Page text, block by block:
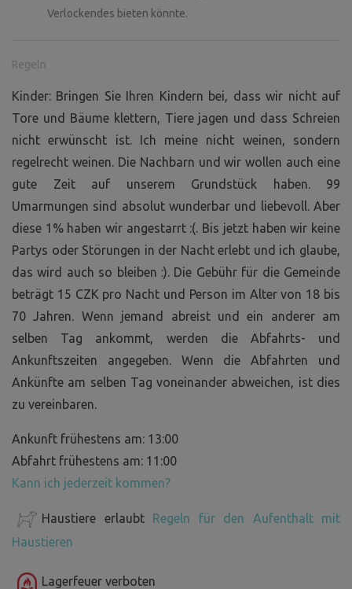
Verlockendes bieten könnte.
Regeln
Kinder: Bringen Sie Ihren Kindern bei, dass wir nicht auf
Tore und Bäume klettern, Tiere jagen und dass Schreien
nicht erwünscht ist. Ich meine nicht weinen, sondern
regelrecht weinen. Die Nachbarn und wir wollen auch eine
gute Zeit auf unserem Grundstück haben. 99
Umarmungen sind absolut wunderbar und liebevoll. Aber
diese 1% haben wir angestarrt :(. Bis jetzt haben wir keine
Partys oder Störungen in der Nacht erlebt und ich glaube,
das wird auch so bleiben :). Die Gebühr für die Gemeinde
beträgt 15 CZK pro Nacht und Person im Alter von 18 bis
70 Jahren. Wenn jemand abreist und ein anderer am
selben Tag ankommt, werden die Abfahrts- und
Ankunftszeiten angegeben. Wenn die Abfahrten und
Ankünfte am selben Tag voneinander abweichen, ist dies
zu vereinbaren.
Ankunft frühestens am: 13:00
Abfahrt frühestens am: 11:00
Kann ich jederzeit kommen?
Haustiere erlaubt Regeln für den Aufenthalt mit
Haustieren
Lagerfeuer verboten